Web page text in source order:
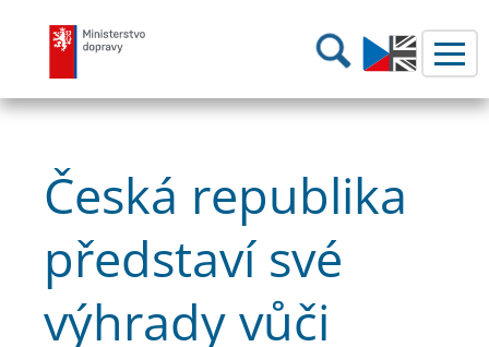
Ministerstvo dopravy Hledání
Česká republika
představí své
výhrady vůči